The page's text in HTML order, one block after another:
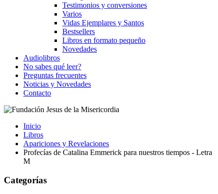
Testimonios y conversiones
Varios
Vidas Ejemplares y Santos
Bestsellers
Libros en formato pequeño
Novedades
Audiolibros
No sabes qué leer?
Preguntas frecuentes
Noticias y Novedades
Contacto
Inicio
Libros
Apariciones y Revelaciones
Profecías de Catalina Emmerick para nuestros tiempos - Letra
M
Categorías